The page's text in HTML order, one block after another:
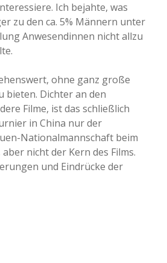
Ich bejahte, was
zu den ca. 5% Männern unter
Anwesendinnen nicht allzu
ohne ganz große
bieten. Dichter an den
Filme, ist das schließlich
in China nur der
Nationalmannschaft beim
nicht der Kern des Films.
und Eindrücke der